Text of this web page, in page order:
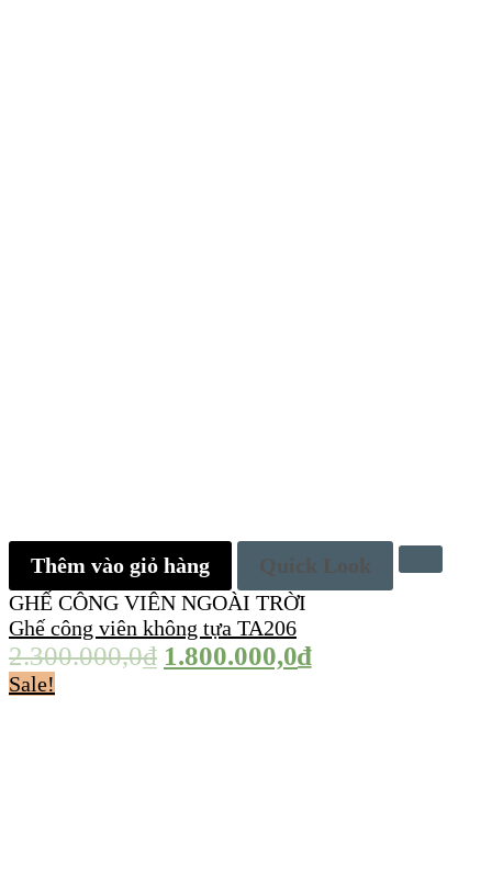
Thêm vào giỏ hàng
Quick Look
GHẾ CÔNG VIÊN NGOÀI TRỜI
Ghế công viên không tựa TA206
2.300.000,0₫ 1.800.000,0₫
Sale!